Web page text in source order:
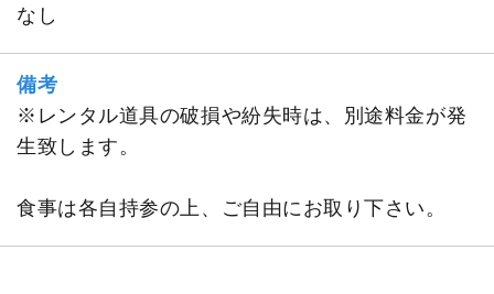
なし
備考
※レンタル道具の破損や紛失時は、別途料金が発
生致します。
食事は各自持参の上、ご自由にお取り下さい。